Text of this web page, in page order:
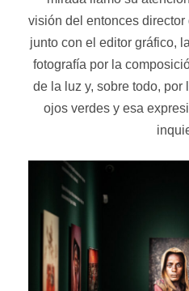
visión del entonces director
junto con el editor gráfico,
fotografía por la
de la luz y, sobre todo,
ojos verdes y esa